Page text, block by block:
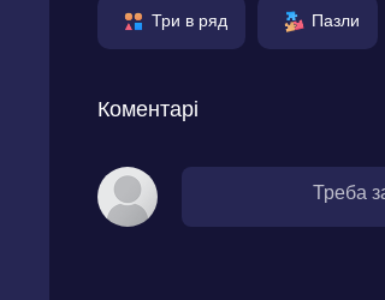
Три в ряд Пазли
Коментарі
Треба